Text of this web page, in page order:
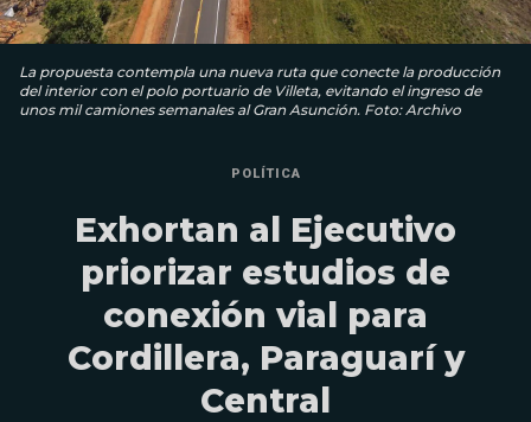
La propuesta contempla una nueva ruta que conecte la producción
del interior con el polo portuario de Villeta, evitando el ingreso de
unos mil camiones semanales al Gran Asunción. Foto: Archivo
POLÍTICA
Exhortan al Ejecutivo
priorizar estudios de
conexión vial para
Cordillera, Paraguarí y
Central